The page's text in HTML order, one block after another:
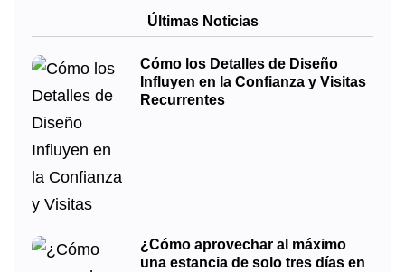
Últimas Noticias
Cómo los Detalles de Diseño
Influyen en la Confianza y Visitas
Recurrentes
¿Cómo aprovechar al máximo
una estancia de solo tres días en